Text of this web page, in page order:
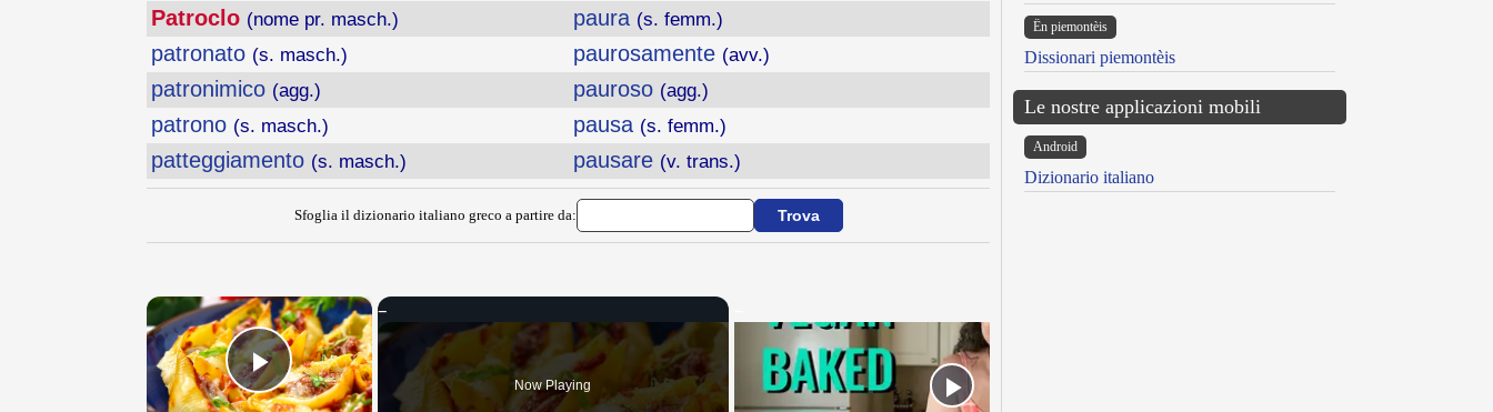
Patroclo (nome pr. masch.)
patronato (s. masch.)
patronimico (agg.)
patrono (s. masch.)
patteggiamento (s. masch.)
paura (s. femm.)
paurosamente (avv.)
pauroso (agg.)
pausa (s. femm.)
pausare (v. trans.)
Sfoglia il dizionario italiano greco a partire da:
×
Play Video Now Playing
Ën piemontèis
Dissionari piemontèis
Le nostre applicazioni mobili
Android
Dizionario italiano